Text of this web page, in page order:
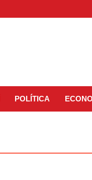
POLÍTICA